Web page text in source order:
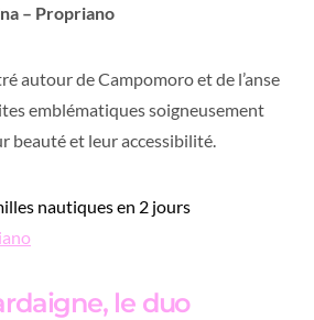
– Propriano
autour de Campomoro et de l’anse
emblématiques soigneusement
beauté et leur accessibilité.
nautiques en 2 jours
le duo